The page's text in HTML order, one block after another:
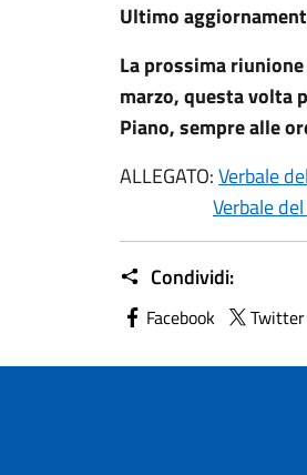
Ultimo
La prossima
marzo, questa volta
Piano, sempre alle
ALLEGATO:Verbale
Verbale
Condividi:
Facebook Twitter